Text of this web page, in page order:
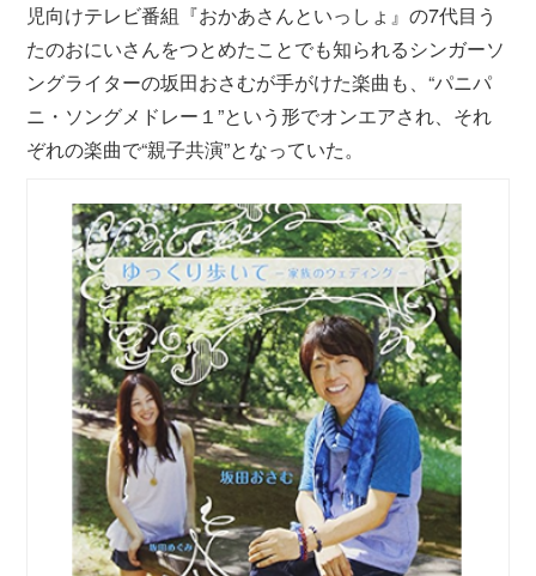
児向けテレビ番組『おかあさんといっしょ』の7代目う
たのおにいさんをつとめたことでも知られるシンガーソ
ングライターの坂田おさむが手がけた楽曲も、“パニパ
ニ・ソングメドレー１”という形でオンエアされ、それ
ぞれの楽曲で“親子共演”となっていた。